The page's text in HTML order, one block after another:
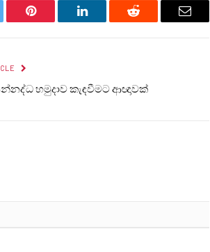
Pinterest LinkedIn Reddit Email
හමුදාව කැඳවීමට ආඥාවක්